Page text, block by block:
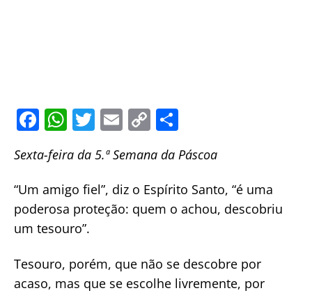
F
a
c
e
b
o
k
W
at
s
A
p
T
itt
er
E
ai
l
C
p
y
Li
k
h
ar
e
Sexta-feira da 5.ª Semana da Páscoa
“Um amigo fiel”, diz o Espírito Santo, “é uma
poderosa proteção: quem o achou, descobriu
um tesouro”.
Tesouro, porém, que não se descobre por
acaso, mas que se escolhe livremente, por